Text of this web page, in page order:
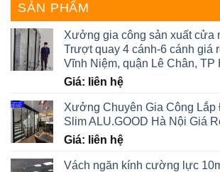
SẢN PHẨM
Xưởng gia công sản xuất cửa
Trượt quay 4 cánh-6 cánh giá
Vĩnh Niệm, quận Lê Chân, TP
Giá: liên hệ
Xưởng Chuyên Gia Công Lắp
Slim ALU.GOOD Hà Nội Giá
Giá: liên hệ
Vách ngăn kính cường lực